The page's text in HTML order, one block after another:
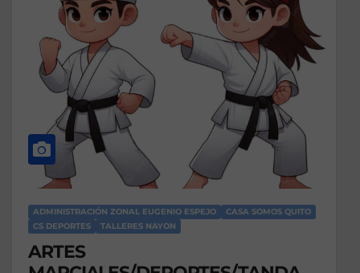
ADMINISTRACIÓN ZONAL EUGENIO ESPEJO
CASA SOMOS QUITO
CS DEPORTES
TALLERES NAYON
ARTES